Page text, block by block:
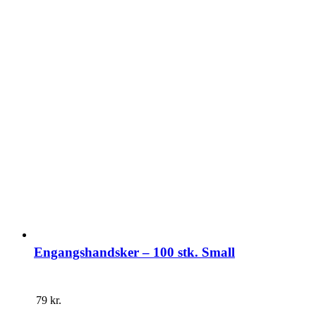
Engangshandsker – 100 stk. Small
79 kr.